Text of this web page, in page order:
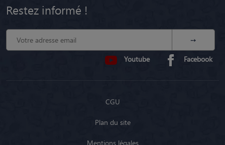
Restez informé !
Youtube Facebook
CGU
Plan du site
Mentions légales